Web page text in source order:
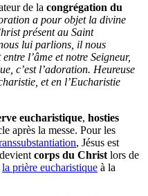
de la congrégation du
a pour objet la divine
présent au Saint
lui parlions, il nous
l’âme et notre Seigneur,
c’est l’adoration. Heureuse
et en l’Eucharistie
eucharistique, hosties
après la messe. Pour les
, Jésus est
corps du Christ lors de
la prière eucharistique à la